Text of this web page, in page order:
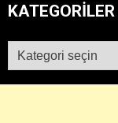
KATEGORILER